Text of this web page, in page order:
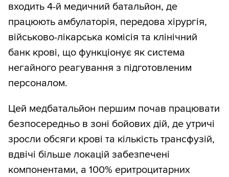
входить 4-й медичний батальйон, де
працюють амбулаторія, передова хірургія,
військово-лікарська комісія та клінічний
банк крові, що функціонує як система
негайного реагування з підготовленим
персоналом.
Цей медбатальйон першим почав працювати
безпосередньо в зоні бойових дій, де утричі
зросли обсяги крові та кількість трансфузій,
вдвічі більше локацій забезпечені
компонентами, а 100% еритроцитарних